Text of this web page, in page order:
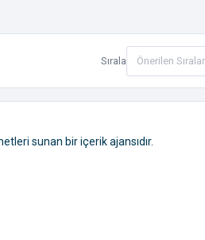
Sırala
sunan bir içerik ajansıdır.